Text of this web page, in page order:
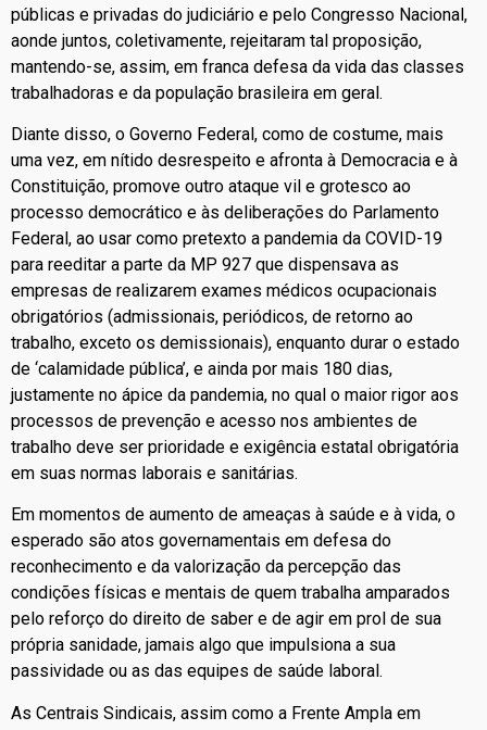
públicas e privadas do judiciário e pelo Congresso Nacional,
aonde juntos, coletivamente, rejeitaram tal proposição,
mantendo-se, assim, em franca defesa da vida das classes
trabalhadoras e da população brasileira em geral.
Diante disso, o Governo Federal, como de costume, mais
uma vez, em nítido desrespeito e afronta à Democracia e à
Constituição, promove outro ataque vil e grotesco ao
processo democrático e às deliberações do Parlamento
Federal, ao usar como pretexto a pandemia da COVID-19
para reeditar a parte da MP 927 que dispensava as
empresas de realizarem exames médicos ocupacionais
obrigatórios (admissionais, periódicos, de retorno ao
trabalho, exceto os demissionais), enquanto durar o estado
de ‘calamidade pública’, e ainda por mais 180 dias,
justamente no ápice da pandemia, no qual o maior rigor aos
processos de prevenção e acesso nos ambientes de
trabalho deve ser prioridade e exigência estatal obrigatória
em suas normas laborais e sanitárias.
Em momentos de aumento de ameaças à saúde e à vida, o
esperado são atos governamentais em defesa do
reconhecimento e da valorização da percepção das
condições físicas e mentais de quem trabalha amparados
pelo reforço do direito de saber e de agir em prol de sua
própria sanidade, jamais algo que impulsiona a sua
passividade ou as das equipes de saúde laboral.
As Centrais Sindicais, assim como a Frente Ampla em